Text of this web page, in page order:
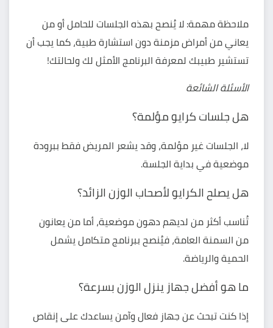
ملاحظة مهمة: لا يُنصح بهذه الجلسات للحامل أو من
يعاني من أمراض مزمنة دون استشارة طبية، كما يجب أن
تستشير طبيبك لمعرفة البرنامج الأمثل لك ولحالتك!
الأسئلة الشائعة
هل جلسات كرايو مؤلمة؟
لا، الجلسات غير مؤلمة، وقد يشعر المريض فقط ببرودة
موضعية في بداية الجلسة.
هل يصلح الكرايو لأصحاب الوزن الزائد؟
تُناسب أكثر من لديهم دهون موضعية، أما من يعانون
من السمنة العامة، فيُنصح ببرنامج متكامل يشمل
الحمية والرياضة.
ما هو أفضل جهاز ينزل الوزن بسرعة؟
إذا كنت تبحث عن جهاز فعال وآمن يساعدك على إنقاص